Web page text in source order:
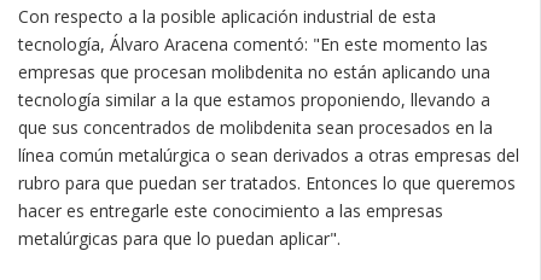
Con respecto a la posible aplicación industrial de esta
tecnología, Álvaro Aracena comentó: "En este momento las
empresas que procesan molibdenita no están aplicando una
tecnología similar a la que estamos proponiendo, llevando a
que sus concentrados de molibdenita sean procesados en la
línea común metalúrgica o sean derivados a otras empresas del
rubro para que puedan ser tratados. Entonces lo que queremos
hacer es entregarle este conocimiento a las empresas
metalúrgicas para que lo puedan aplicar".